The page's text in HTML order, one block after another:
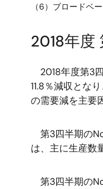
（6）ブロードベ
2018年度
2018年度第3
11.8％減収とな
の需要減を主要
第3四半期の
は、主に生産数
第3四半期の